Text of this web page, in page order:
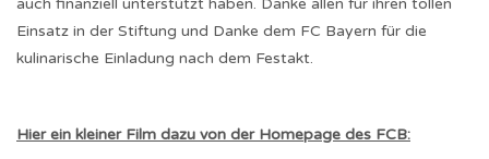
auch finanziell unterstützt haben. Danke allen für ihren tollen
Einsatz in der Stiftung und Danke dem FC Bayern für die
kulinarische Einladung nach dem Festakt.
Hier ein kleiner Film dazu von der Homepage des FCB: